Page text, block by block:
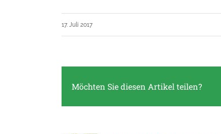
17. Juli 2017
Möchten Sie diesen Artikel teilen?